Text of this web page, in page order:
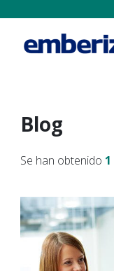
Blog
Se han obtenido 1